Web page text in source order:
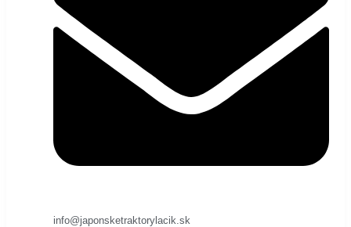
info@japonsketraktorylacik.sk